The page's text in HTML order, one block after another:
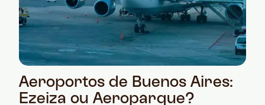
Aeroportos de Buenos Aires:
Ezeiza ou Aeroparque?